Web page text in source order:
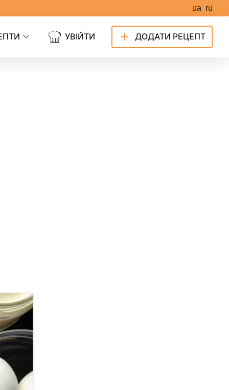
ua ru
УВІЙТИ ДОДАТИ РЕЦЕПТ